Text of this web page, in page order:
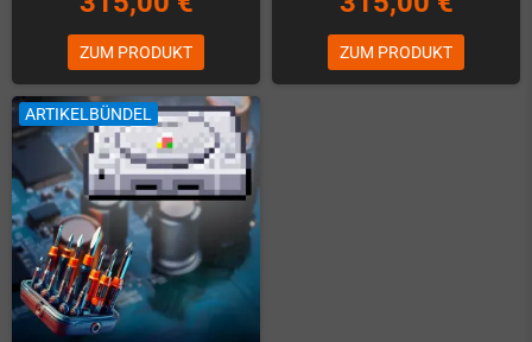
ZUM PRODUKT ZUM PRODUKT
ARTIKELBÜNDEL